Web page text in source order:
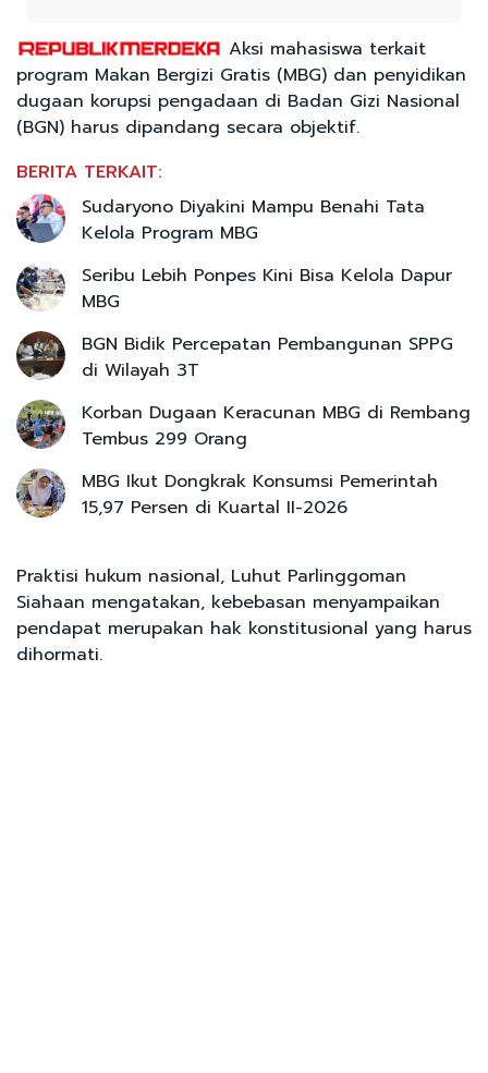
Aksi mahasiswa terkait
program Makan Bergizi Gratis (MBG) dan penyidikan
dugaan korupsi pengadaan di Badan Gizi Nasional
(BGN) harus dipandang secara objektif.
BERITA TERKAIT:
Sudaryono Diyakini Mampu Benahi Tata
Kelola Program MBG
Seribu Lebih Ponpes Kini Bisa Kelola Dapur
MBG
BGN Bidik Percepatan Pembangunan SPPG
di Wilayah 3T
Korban Dugaan Keracunan MBG di Rembang
Tembus 299 Orang
MBG Ikut Dongkrak Konsumsi Pemerintah
15,97 Persen di Kuartal II-2026
Praktisi hukum nasional, Luhut Parlinggoman
Siahaan mengatakan, kebebasan menyampaikan
pendapat merupakan hak konstitusional yang harus
dihormati.